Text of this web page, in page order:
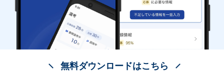
無料ダウンロードはこちら